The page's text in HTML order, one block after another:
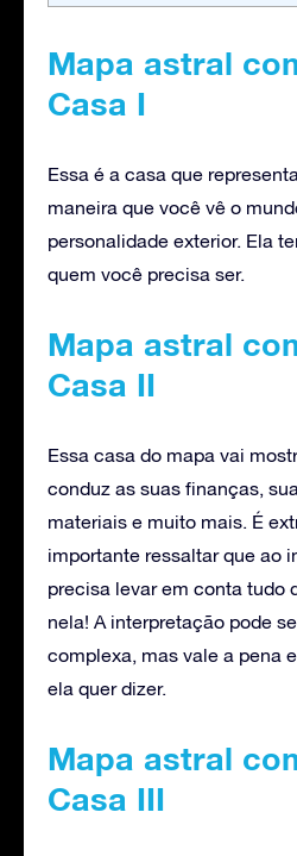
Mapa astral
Casa I
Essa é a casa que
maneira que você vê o
personalidade exterior. Ela
quem você precisa ser.
Mapa astral
Casa II
Essa casa do mapa vai
conduz as suas finanças,
materiais e muito mais. É
importante ressaltar que ao
precisa levar em conta tudo
nela! A interpretação pode
complexa, mas vale a pena
ela quer dizer.
Mapa astral
Casa III